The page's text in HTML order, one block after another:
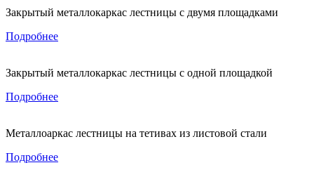
Закрытый металлокаркас лестницы с двумя площадками
Подробнее
Закрытый металлокаркас лестницы с одной площадкой
Подробнее
Металлоаркас лестницы на тетивах из листовой стали
Подробнее